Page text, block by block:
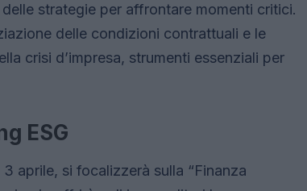
strategie per affrontare momenti critici.
delle condizioni contrattuali e le
crisi d’impresa, strumenti essenziali per
ESG
aprile, si focalizzerà sulla “Finanza